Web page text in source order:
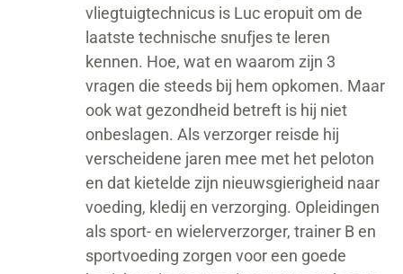
vliegtuigtechnicus is Luc eropuit om de
laatste technische snufjes te leren
kennen. Hoe, wat en waarom zijn 3
vragen die steeds bij hem opkomen. Maar
ook wat gezondheid betreft is hij niet
onbeslagen. Als verzorger reisde hij
verscheidene jaren mee met het peloton
en dat kietelde zijn nieuwsgierigheid naar
voeding, kledij en verzorging. Opleidingen
als sport- en wielerverzorger, trainer B en
sportvoeding zorgen voor een goede